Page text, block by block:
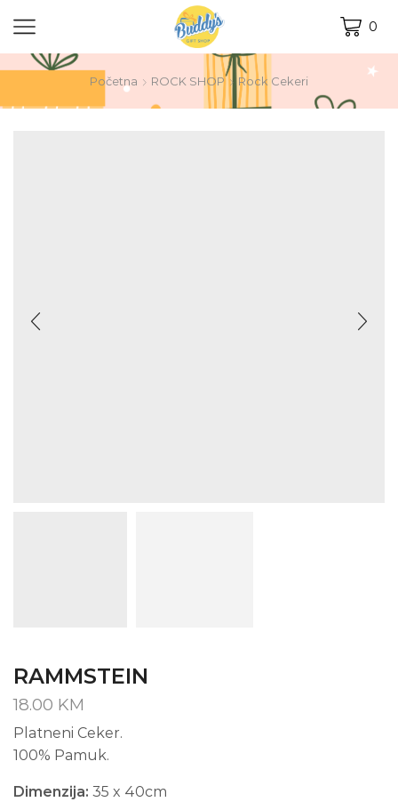
0
Početna ROCK SHOP Rock Cekeri
RAMMSTEIN
18.00 KM
Platneni Ceker.
100% Pamuk.
Dimenzija: 35 x 40cm